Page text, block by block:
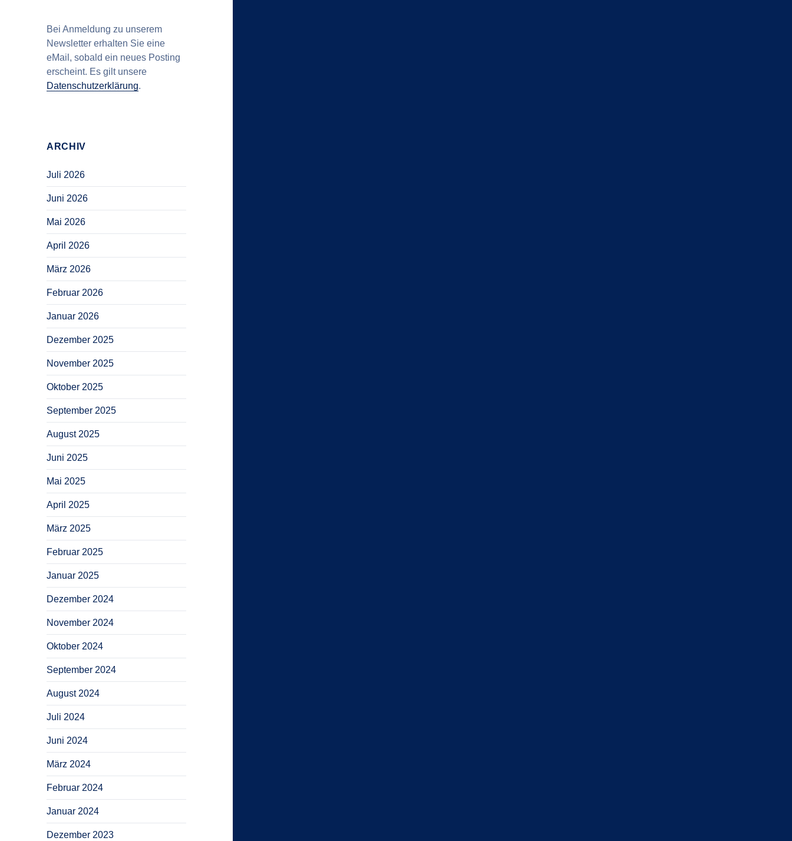
Bei Anmeldung zu unserem
Newsletter erhalten Sie eine
eMail, sobald ein neues Posting
erscheint. Es gilt unsere
Datenschutzerklärung.
ARCHIV
Juli 2026
Juni 2026
Mai 2026
April 2026
März 2026
Februar 2026
Januar 2026
Dezember 2025
November 2025
Oktober 2025
September 2025
August 2025
Juni 2025
Mai 2025
April 2025
März 2025
Februar 2025
Januar 2025
Dezember 2024
November 2024
Oktober 2024
September 2024
August 2024
Juli 2024
Juni 2024
März 2024
Februar 2024
Januar 2024
Dezember 2023